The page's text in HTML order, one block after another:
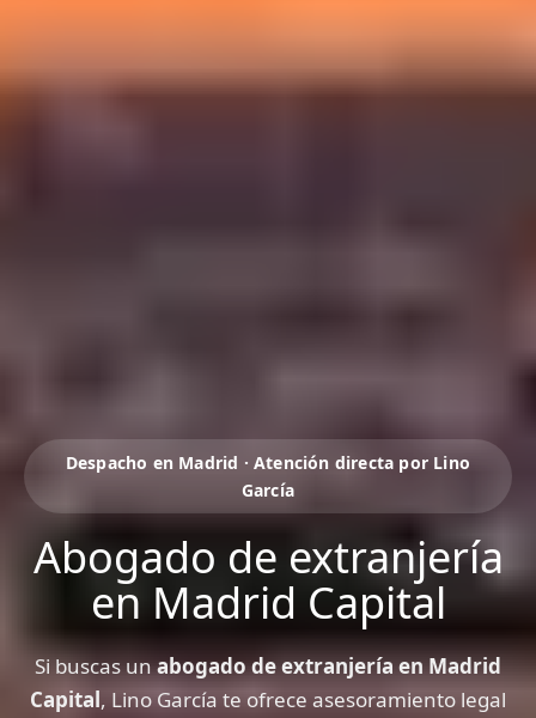
Despacho en Madrid · Atención directa por Lino
García
Abogado de extranjería
en Madrid Capital
Si buscas unabogado de extranjería en Madrid
Capital, Lino García te ofrece asesoramiento legal